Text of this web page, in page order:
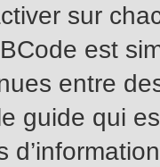
sur
est
entre
guide qui